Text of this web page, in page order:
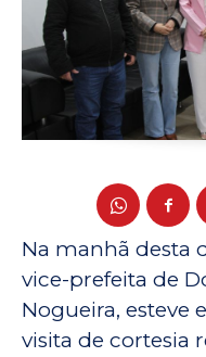
Na manhã desta
vice-prefeita de
Nogueira, esteve
visita de cortesia